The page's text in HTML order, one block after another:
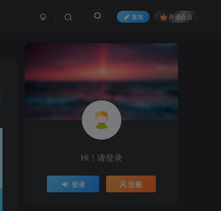
发布 开通会员
Hi！请登录
登录 注册